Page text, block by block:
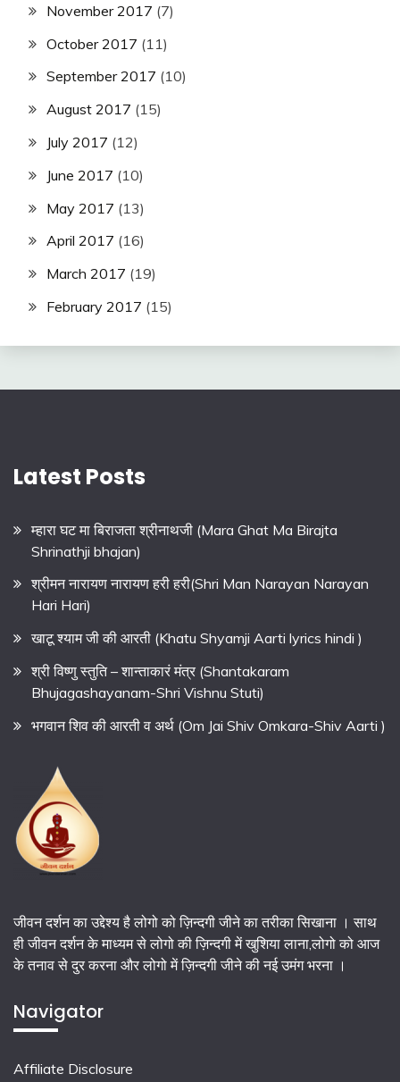
November 2017 (7)
October 2017 (11)
September 2017 (10)
August 2017 (15)
July 2017 (12)
June 2017 (10)
May 2017 (13)
April 2017 (16)
March 2017 (19)
February 2017 (15)
Latest Posts
म्हारा घट मा बिराजता श्रीनाथजी (Mara Ghat Ma Birajta
Shrinathji bhajan)
श्रीमन नारायण नारायण हरी हरी(Shri Man Narayan Narayan
Hari Hari)
खाटू श्याम जी की आरती (Khatu Shyamji Aarti lyrics hindi )
श्री विष्णु स्तुति – शान्ताकारं मंत्र (Shantakaram
Bhujagashayanam-Shri Vishnu Stuti)
भगवान शिव की आरती व अर्थ (Om Jai Shiv Omkara-Shiv Aarti )
जीवन दर्शन का उद्देश्य है लोगो को ज़िन्दगी जीने का तरीका सिखाना । साथ
ही जीवन दर्शन के माध्यम से लोगो की ज़िन्दगी में खुशिया लाना,लोगो को आज
के तनाव से दुर करना और लोगो में ज़िन्दगी जीने की नई उमंग भरना ।
Navigator
Affiliate Disclosure